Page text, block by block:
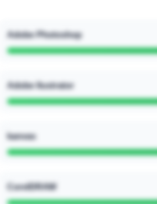
Adobe Photoshop
Adobe Ilustrator
kanvas
CorelDRAW